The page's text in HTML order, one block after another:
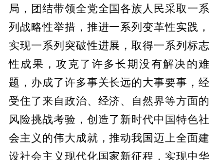
局，团结带领全党全国各族人民采取一系
列战略性举措，推进一系列变革性实践，
实现一系列突破性进展，取得一系列标志
性成果，攻克了许多长期没有解决的难
题，办成了许多事关长远的大事要事，经
受住了来自政治、经济、自然界等方面的
风险挑战考验，创造了新时代中国特色社
会主义的伟大成就，推动我国迈上全面建
设社会主义现代化国家新征程，实现中华